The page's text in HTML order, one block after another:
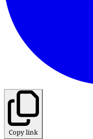
Copy link